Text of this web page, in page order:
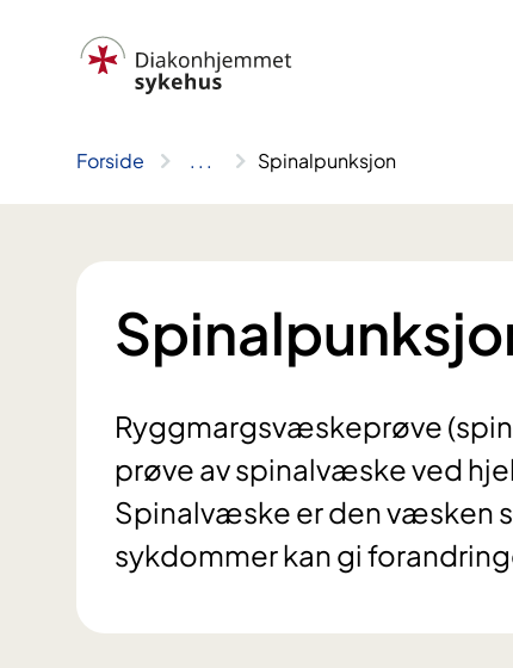
Forside .. . Spinalpunksjon
Ryggmargsvæskeprøve
prøve av spinalvæske ved
Spinalvæske er den væsken
sykdommer kan gi